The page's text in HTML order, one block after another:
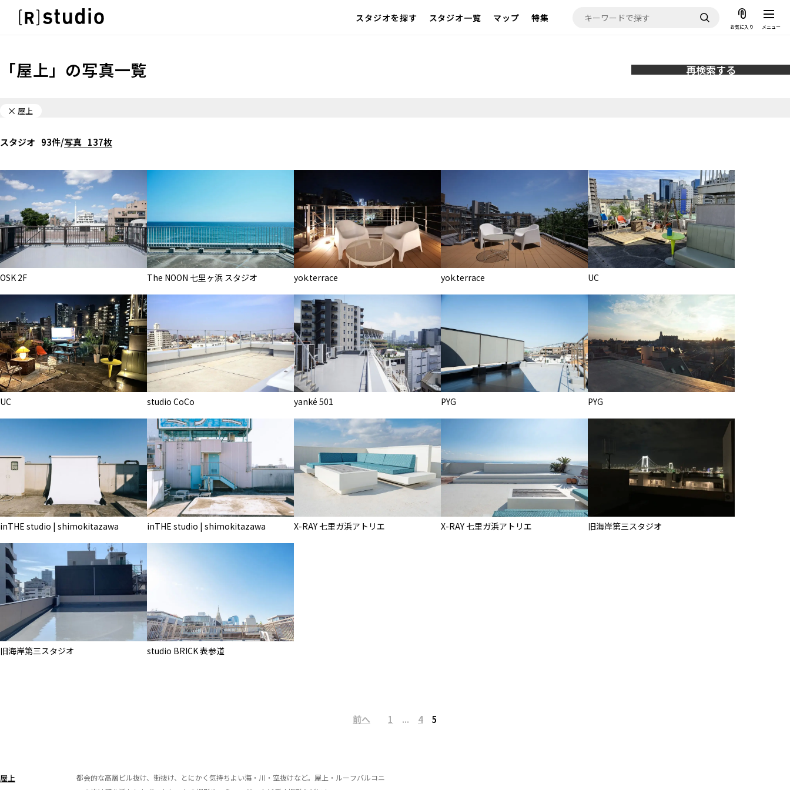
スタジオを探す
スタジオ一覧 マップ 特集
お気に入り メニュー
IMAGE
雰囲気で探したい
ひとつのスタジオであれもこれも
LOCATION
カフェやオフィスなどロケシーンも
SIZE&PRICE
広さと利用料金で探す
ALL FILTER
すべての選択肢からスタジオを探す
スタジオを探す
SCENE
LOCATION
カフェやオフィスなどロケシーンも
SIZE&PRICE
広さと利用料金で探す
ALL FILTER
すべての選択肢からスタジオを探す
お気に入り
特集
[R]studioについて
お知らせ
会社概要
「屋上」の写真一覧 再検索する
屋上
スタジオ 93件/写真 137枚
OSK 2F The NOON 七里ヶ浜 スタジオ yok.terrace yok.terrace UC
UC studio CoCo yanké 501 PYG PYG
inTHE studio | shimokitazawa inTHE studio | shimokitazawa X-RAY 七里ガ浜アトリエ X-RAY 七里ガ浜アトリエ 旧海岸第三スタジオ
旧海岸第三スタジオ studio BRICK 表参道
前へ 1 ... 4 5
屋上
都会的な高層ビル抜け、街抜け、とにかく気持ちよい海・川・空抜けなど。屋上・ルーフバルコニ